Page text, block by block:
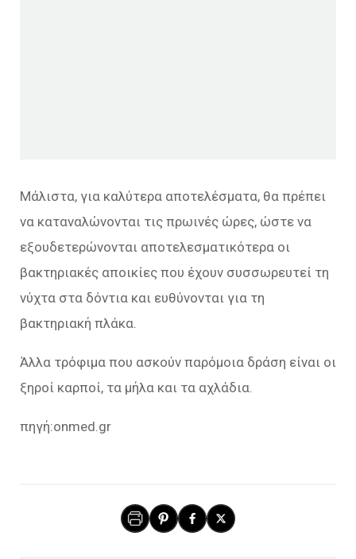
Μάλιστα, για καλύτερα αποτελέσματα, θα πρέπει
να καταναλώνονται τις πρωινές ώρες, ώστε να
εξουδετερώνονται αποτελεσματικότερα οι
βακτηριακές αποικίες που έχουν συσσωρευτεί τη
νύχτα στα δόντια και ευθύνονται για τη
βακτηριακή πλάκα.
Άλλα τρόφιμα που ασκούν παρόμοια δράση είναι οι
ξηροί καρποί, τα μήλα και τα αχλάδια.
πηγή:onmed.gr